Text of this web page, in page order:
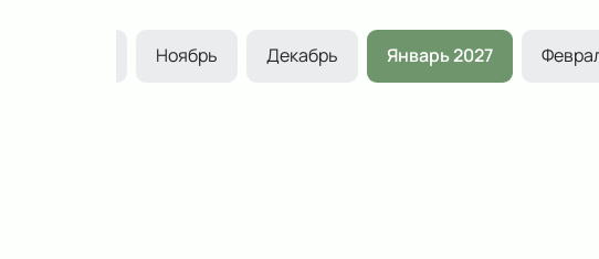
Ноябрь Декабрь Январь 2027